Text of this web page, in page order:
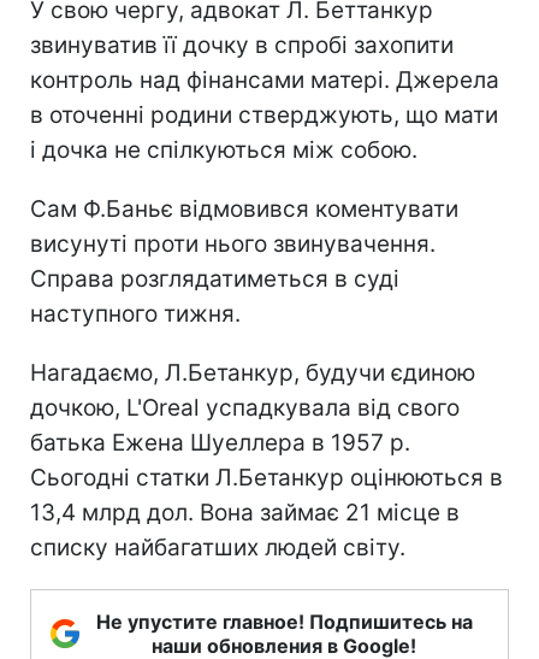
У свою чергу, адвокат Л. Беттанкур
звинуватив її дочку в спробі захопити
контроль над фінансами матері. Джерела
в оточенні родини стверджують, що мати
і дочка не спілкуються між собою.
Сам Ф.Баньє відмовився коментувати
висунуті проти нього звинувачення.
Справа розглядатиметься в суді
наступного тижня.
Нагадаємо, Л.Бетанкур, будучи єдиною
дочкою, L'Oreal успадкувала від свого
батька Ежена Шуеллера в 1957 р.
Сьогодні статки Л.Бетанкур оцінюються в
13,4 млрд дол. Вона займає 21 місце в
списку найбагатших людей світу.
Не упустите главное! Подпишитесь на
наши обновления в Google!